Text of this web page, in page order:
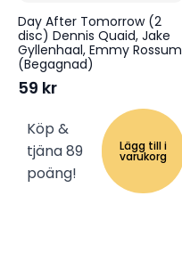
Day After Tomorrow (2
disc) Dennis Quaid, Jake
Gyllenhaal, Emmy Rossum
(Begagnad)
59 kr
Köp &
tjäna 89
poäng!
Lägg till i
varukorg